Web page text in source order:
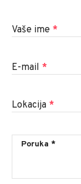
Vaše ime *
E-mail *
Lokacija *